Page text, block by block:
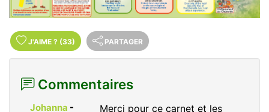
J'AIME ? (33) PARTAGER
Commentaires
Johanna -
Merci pour ce carnet et les